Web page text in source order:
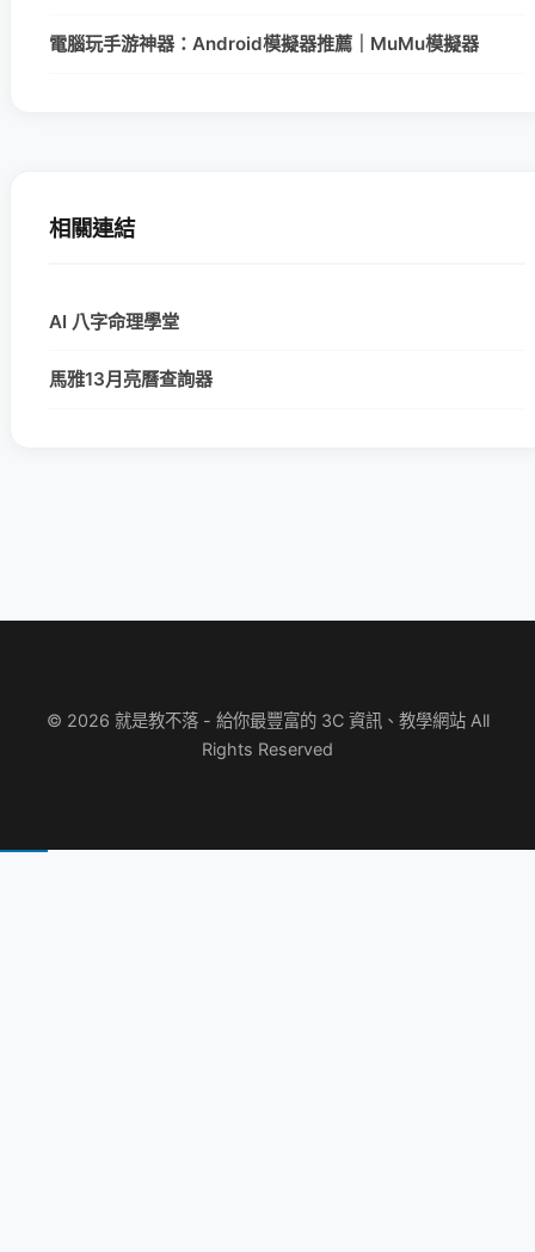
電腦玩手游神器：Android模擬器推薦｜MuMu模擬器
相關連結
AI 八字命理學堂
馬雅13月亮曆查詢器
© 2026 就是教不落 - 給你最豐富的 3C 資訊、教學網站 All
Rights Reserved